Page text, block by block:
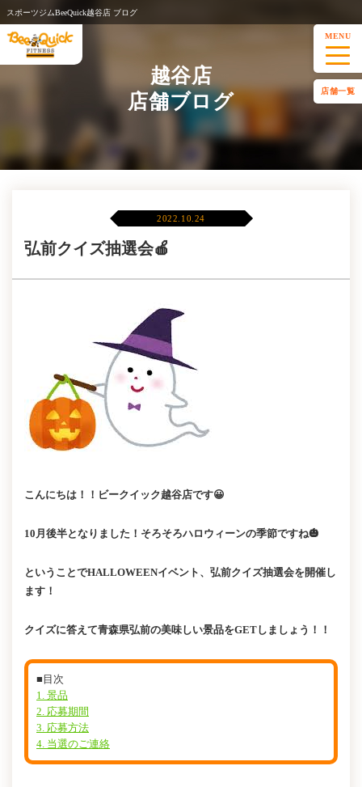
スポーツジムBeeQuick越谷店 ブログ
MENU
店舗一覧
越谷店
店舗ブログ
2022.10.24
弘前クイズ抽選会🍎
こんにちは！！ビークイック越谷店です😀
10月後半となりました！そろそろハロウィーンの季節ですね🎃
ということでHALLOWEENイベント、弘前クイズ抽選会を開催し
ます！
クイズに答えて青森県弘前の美味しい景品をGETしましょう！！
■目次
1. 景品
2. 応募期間
3. 応募方法
4. 当選のご連絡